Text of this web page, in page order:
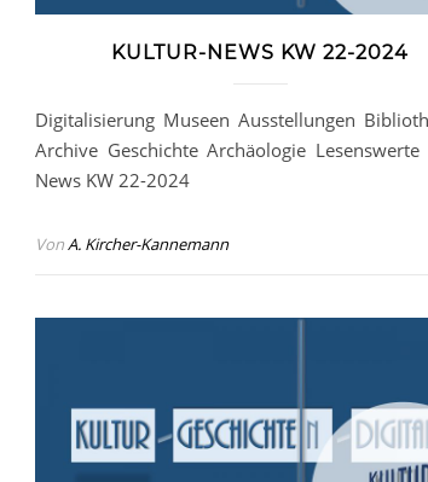
KULTUR-NEWS KW 22-2024
Digitalisierung Museen Ausstellungen
Archive Geschichte Archäologie Lesenswerte
News KW 22-2024
VonA. Kircher-Kannemann